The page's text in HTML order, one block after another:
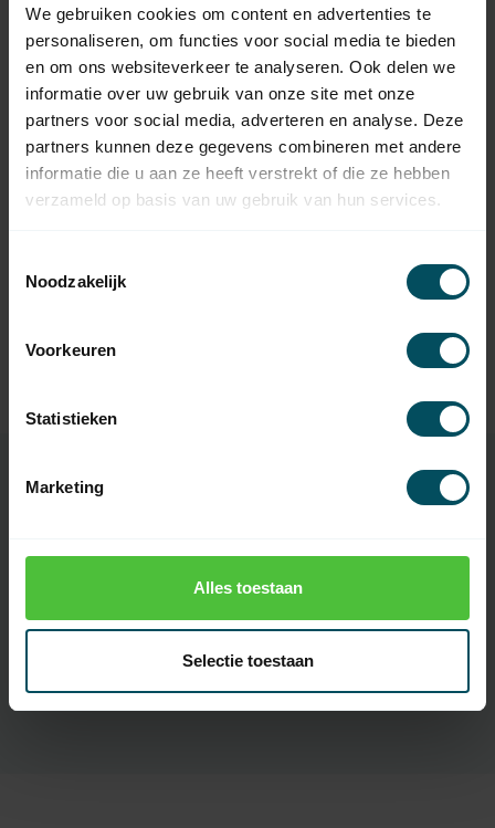
We gebruiken cookies om content en advertenties te
personaliseren, om functies voor social media te bieden
en om ons websiteverkeer te analyseren. Ook delen we
informatie over uw gebruik van onze site met onze
partners voor social media, adverteren en analyse. Deze
partners kunnen deze gegevens combineren met andere
informatie die u aan ze heeft verstrekt of die ze hebben
verzameld op basis van uw gebruik van hun services.
Noodzakelijk
Voorkeuren
Statistieken
Marketing
Alles toestaan
Selectie toestaan
rolluikmotor
Op voorraad
161,95
SOMFY
Somfy Oximo 50 RTS
rolluikmotor
Niet op voorraad
215,95
Op voorraad
Somfy RS100 io 219,95
4967
SKU